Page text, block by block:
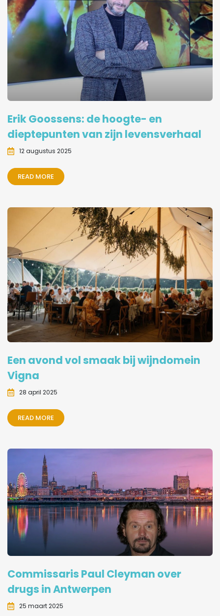
Erik Goossens: de hoogte- en
dieptepunten van zijn levensverhaal
12 augustus 2025
READ MORE
Een avond vol smaak bij wijndomein
Vigna
28 april 2025
READ MORE
Commissaris Paul Cleyman over
drugs in Antwerpen
25 maart 2025